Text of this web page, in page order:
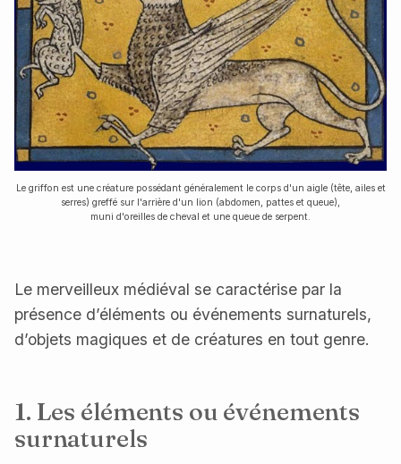
Le griffon est une créature possédant généralement le corps d'un aigle (tête, ailes et
serres) greffé sur l'arrière d'un lion (abdomen, pattes et queue),
muni d'oreilles de cheval et une queue de serpent.
Le merveilleux médiéval se caractérise par la
présence d’éléments ou événements surnaturels,
d’objets magiques et de créatures en tout genre.
1. Les éléments ou événements
surnaturels